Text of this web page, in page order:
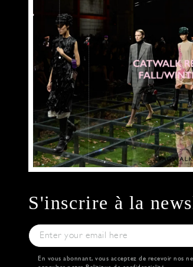
S'inscrire à la
En vous abonnant, vous acceptez de recevoir nos